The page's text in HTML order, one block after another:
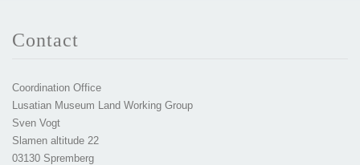
Contact
Coordination Office
Lusatian Museum Land Working Group
Sven Vogt
Slamen altitude 22
03130 Spremberg